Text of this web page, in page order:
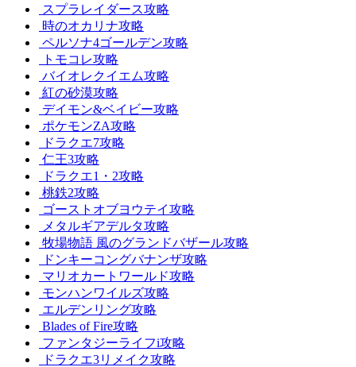
スプラレイダース攻略
時のオカリナ攻略
ペルソナ4ゴールデン攻略
トモコレ攻略
バイオレクイエム攻略
紅の砂漠攻略
デイモン&ベイビー攻略
ポケモンZA攻略
ドラクエ7攻略
仁王3攻略
ドラクエ1・2攻略
桃鉄2攻略
ゴーストオブヨウテイ攻略
メタルギアデルタ攻略
牧場物語 風のグランドバザール攻略
ドンキーコングバナンザ攻略
マリオカートワールド攻略
モンハンワイルズ攻略
エルデンリング攻略
Blades of Fire攻略
ファンタジーライフi攻略
ドラクエ3リメイク攻略